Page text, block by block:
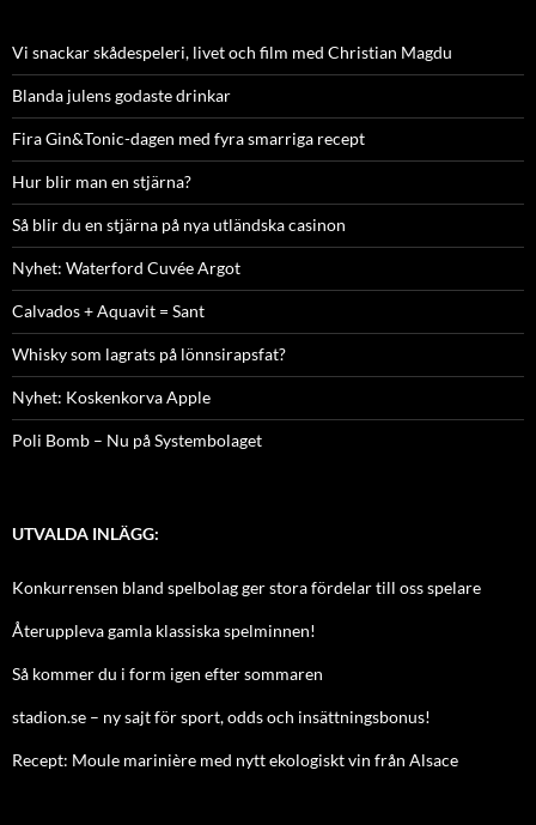
Vi snackar skådespeleri, livet och film med Christian Magdu
Blanda julens godaste drinkar
Fira Gin&Tonic-dagen med fyra smarriga recept
Hur blir man en stjärna?
Så blir du en stjärna på nya utländska casinon
Nyhet: Waterford Cuvée Argot
Calvados + Aquavit = Sant
Whisky som lagrats på lönnsirapsfat?
Nyhet: Koskenkorva Apple
Poli Bomb – Nu på Systembolaget
UTVALDA INLÄGG:
Konkurrensen bland spelbolag ger stora fördelar till oss spelare
Återuppleva gamla klassiska spelminnen!
Så kommer du i form igen efter sommaren
stadion.se – ny sajt för sport, odds och insättningsbonus!
Recept: Moule marinière med nytt ekologiskt vin från Alsace